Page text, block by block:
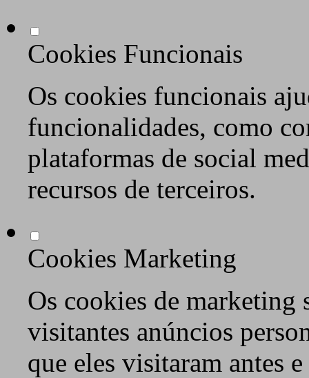
Cookies Funcionais
Os cookies funcionais
funcionalidades, como
plataformas de social
recursos de terceiros.
Cookies Marketing
Os cookies de marketing
visitantes anúncios
que eles visitaram antes